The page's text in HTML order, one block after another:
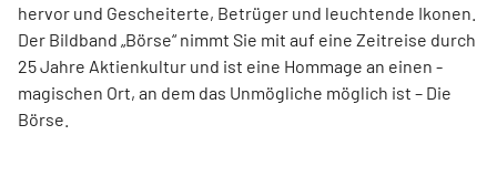
hervor und ­Gescheiterte, ­Betrüger und leuchtende Ikonen.
Der Bildband ­„Börse“ nimmt Sie mit auf eine Zeit­reise durch
25 Jahre Aktienkultur und ist eine Hommage an ­einen ­
magischen Ort, an dem das Unmögliche ­möglich ist – Die
Börse.